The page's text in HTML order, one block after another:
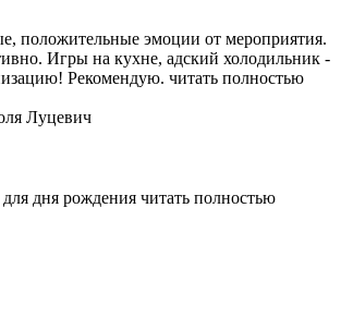
положительные эмоции от мероприятия.
Игры на кухне, адский холодильник -
Рекомендую. читать полностью
дня рождения читать полностью